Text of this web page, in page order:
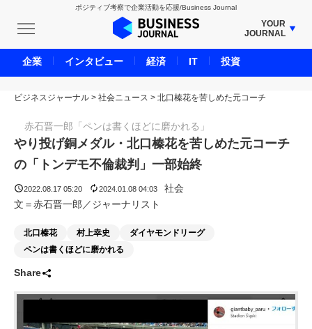
ポジティブ考察で企業活動を応援/Business Journal
YOUR
JOURNAL
BUSINESS JOURNAL
UNICORN JOURNAL
CARBON CREDITS JOURNAL
IVS JOURNAL
ENERGY MANAGEMENT JOURNAL
INBOUND JOURNAL
LIFE ENDING JOURNAL
AI JOURNAL
SMART MARKETING JOURNAL
ビジネスジャーナル > 社会ニュース > 北口榛花を苦しめた元コーチ
赤石晋一郎「ペンは書くほどに磨かれる」
やり投げ銅メダル・北口榛花を苦しめた元コーチ
の「トンデモ不倫裁判」一部始終
2022.08.17 05:20 2024.01.08 04:03
社会
文＝赤石晋一郎／ジャーナリスト
北口榛花 村上幸史
ダイヤモンドリーグ
ペンは書くほどに磨かれる
Share
企業 インタビュー 経済 IT 投資